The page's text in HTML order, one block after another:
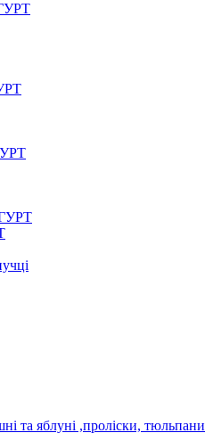
та яблуні ,проліски, тюльпани